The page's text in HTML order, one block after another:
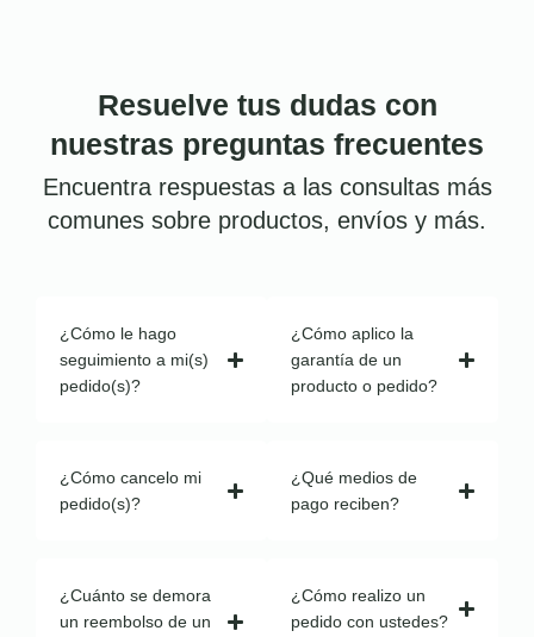
Resuelve tus dudas con
nuestras preguntas frecuentes
Encuentra respuestas a las consultas más
comunes sobre productos, envíos y más.
¿Cómo le hago
seguimiento a mi(s)
pedido(s)?
¿Cómo cancelo mi
pedido(s)?
¿Cuánto se demora
un reembolso de un
¿Cómo aplico la
garantía de un
producto o pedido?
¿Qué medios de
pago reciben?
¿Cómo realizo un
pedido con ustedes?